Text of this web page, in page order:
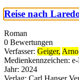
Reise nach
Roman
0 Bewertungen
Verfasser: Geiger, Arno
Medienkennzeichen:
Jahr: 2024
Verlag: Carl Hanser